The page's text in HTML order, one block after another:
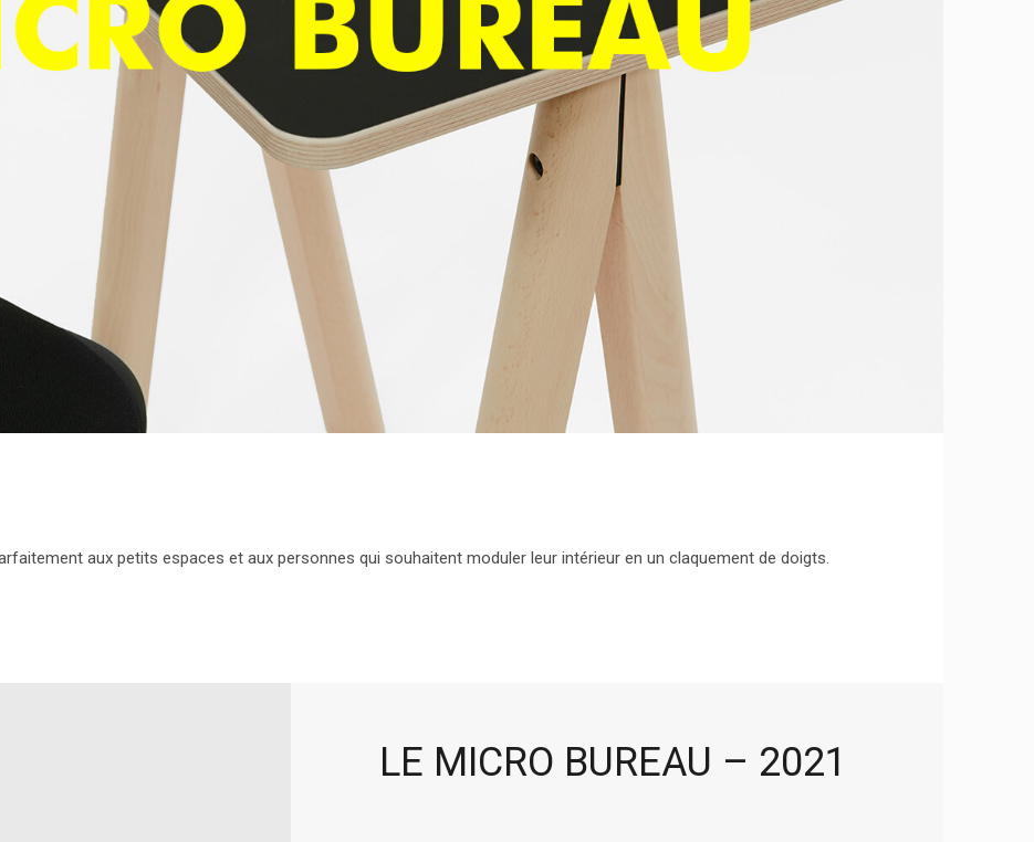
aux petits espaces et aux personnes qui souhaitent moduler leur intérieur en un claquement de doigts.
LE MICRO BUREAU – 2021